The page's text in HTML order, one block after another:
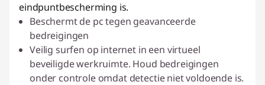
eindpuntbescherming is.
Beschermt de pc tegen geavanceerde
bedreigingen
Veilig surfen op internet in een virtueel
beveiligde werkruimte. Houd bedreigingen
onder controle omdat detectie niet voldoende is.